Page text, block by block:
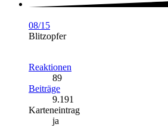
08/15
Blitzopfer
Reaktionen
89
Beiträge
9.191
Karteneintrag
ja